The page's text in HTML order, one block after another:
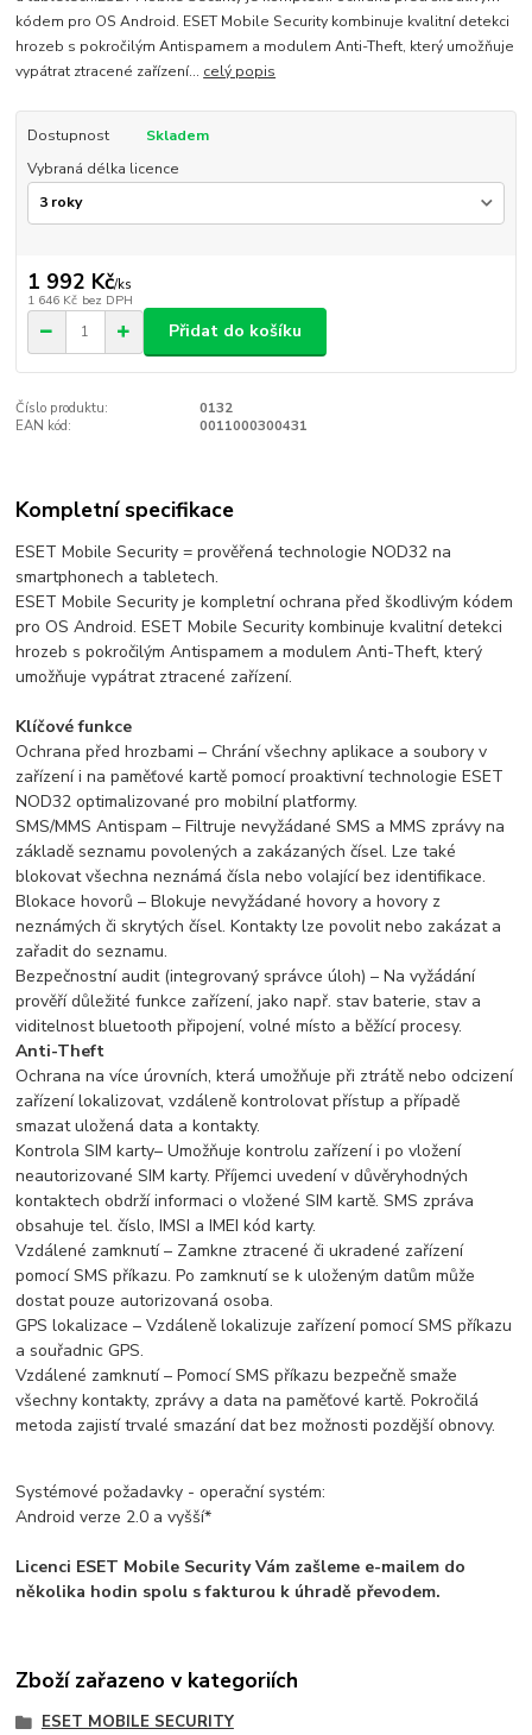
kódem pro OS Android. ESET Mobile Security kombinuje kvalitní detekci
hrozeb s pokročilým Antispamem a modulem Anti-Theft, který umožňuje
vypátrat ztracené zařízení... celý popis
Dostupnost
Skladem
Vybraná délka licence
1 992 Kč/ks
1 646 Kč bez DPH
Přidat do košíku
Číslo produktu:
0132
EAN kód:
0011000300431
Kompletní specifikace
ESET Mobile Security = prověřená technologie NOD32 na
smartphonech a tabletech.
ESET Mobile Security je kompletní ochrana před škodlivým kódem
pro OS Android. ESET Mobile Security kombinuje kvalitní detekci
hrozeb s pokročilým Antispamem a modulem Anti-Theft, který
umožňuje vypátrat ztracené zařízení.
Klíčové funkce
Ochrana před hrozbami – Chrání všechny aplikace a soubory v
zařízení i na paměťové kartě pomocí proaktivní technologie ESET
NOD32 optimalizované pro mobilní platformy.
SMS/MMS Antispam – Filtruje nevyžádané SMS a MMS zprávy na
základě seznamu povolených a zakázaných čísel. Lze také
blokovat všechna neznámá čísla nebo volající bez identifikace.
Blokace hovorů – Blokuje nevyžádané hovory a hovory z
neznámých či skrytých čísel. Kontakty lze povolit nebo zakázat a
zařadit do seznamu.
Bezpečnostní audit (integrovaný správce úloh) – Na vyžádání
prověří důležité funkce zařízení, jako např. stav baterie, stav a
viditelnost bluetooth připojení, volné místo a běžící procesy.
Anti-Theft
Ochrana na více úrovních, která umožňuje při ztrátě nebo odcizení
zařízení lokalizovat, vzdáleně kontrolovat přístup a případě
smazat uložená data a kontakty.
Kontrola SIM karty– Umožňuje kontrolu zařízení i po vložení
neautorizované SIM karty. Příjemci uvedení v důvěryhodných
kontaktech obdrží informaci o vložené SIM kartě. SMS zpráva
obsahuje tel. číslo, IMSI a IMEI kód karty.
Vzdálené zamknutí – Zamkne ztracené či ukradené zařízení
pomocí SMS příkazu. Po zamknutí se k uloženým datům může
dostat pouze autorizovaná osoba.
GPS lokalizace – Vzdáleně lokalizuje zařízení pomocí SMS příkazu
a souřadnic GPS.
Vzdálené zamknutí – Pomocí SMS příkazu bezpečně smaže
všechny kontakty, zprávy a data na paměťové kartě. Pokročilá
metoda zajistí trvalé smazání dat bez možnosti pozdější obnovy.
Systémové požadavky - operační systém:
Android verze 2.0 a vyšší*
Licenci ESET Mobile Security Vám zašleme e-mailem do
několika hodin spolu s fakturou k úhradě převodem.
Zboží zařazeno v kategoriích
ESET MOBILE SECURITY